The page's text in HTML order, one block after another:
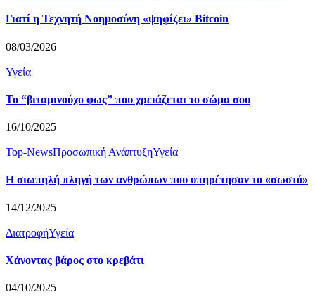
Γιατί η Τεχνητή Νοημοσύνη «ψηφίζει» Bitcoin
08/03/2026
Υγεία
Το “βιταμινούχο φως” που χρειάζεται το σώμα σου
16/10/2025
Top-NewsΠροσωπική ΑνάπτυξηΥγεία
Η σιωπηλή πληγή των ανθρώπων που υπηρέτησαν το «σωστό»
14/12/2025
ΔιατροφήΥγεία
Χάνοντας βάρος στο κρεβάτι
04/10/2025